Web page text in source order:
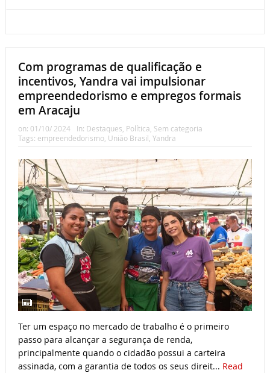
Com programas de qualificação e
incentivos, Yandra vai impulsionar
empreendedorismo e empregos formais
em Aracaju
on: 01/10/ 2024 In: Destaques Política Sem categoria
Tags: empreendedorismo, União Brasil Yandra
Ter um espaço no mercado de trabalho é o primeiro
passo para alcançar a segurança de renda,
principalmente quando o cidadão possui a carteira
assinada, com a garantia de todos os seus direit... Read